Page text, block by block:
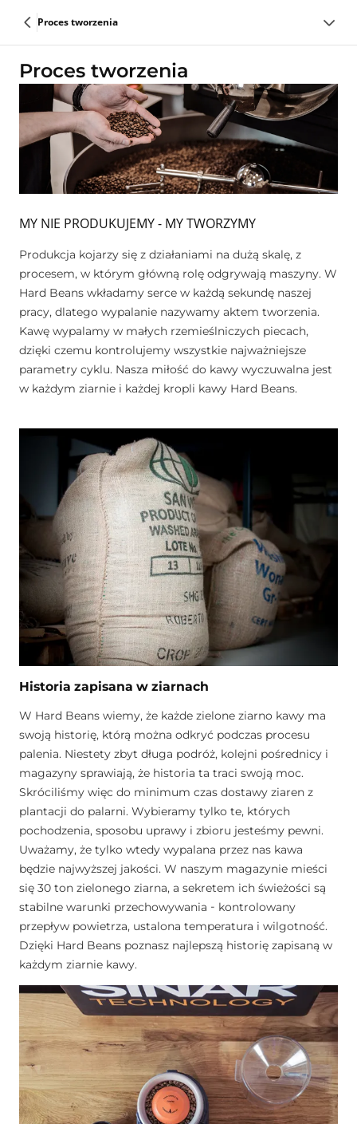
Proces tworzenia
Proces tworzenia
MY NIE PRODUKUJEMY - MY TWORZYMY
Produkcja kojarzy się z działaniami na dużą skalę, z
procesem, w którym główną rolę odgrywają maszyny. W
Hard Beans wkładamy serce w każdą sekundę naszej
pracy, dlatego wypalanie nazywamy aktem tworzenia.
Kawę wypalamy w małych rzemieślniczych piecach,
dzięki czemu kontrolujemy wszystkie najważniejsze
parametry cyklu. Nasza miłość do kawy wyczuwalna jest
w każdym ziarnie i każdej kropli kawy Hard Beans.
Historia zapisana w ziarnach
W Hard Beans wiemy, że każde zielone ziarno kawy ma
swoją historię, którą można odkryć podczas procesu
palenia. Niestety zbyt długa podróż, kolejni pośrednicy i
magazyny sprawiają, że historia ta traci swoją moc.
Skróciliśmy więc do minimum czas dostawy ziaren z
plantacji do palarni. Wybieramy tylko te, których
pochodzenia, sposobu uprawy i zbioru jesteśmy pewni.
Uważamy, że tylko wtedy wypalana przez nas kawa
będzie najwyższej jakości. W naszym magazynie mieści
się 30 ton zielonego ziarna, a sekretem ich świeżości są
stabilne warunki przechowywania - kontrolowany
przepływ powietrza, ustalona temperatura i wilgotność.
Dzięki Hard Beans poznasz najlepszą historię zapisaną w
każdym ziarnie kawy.